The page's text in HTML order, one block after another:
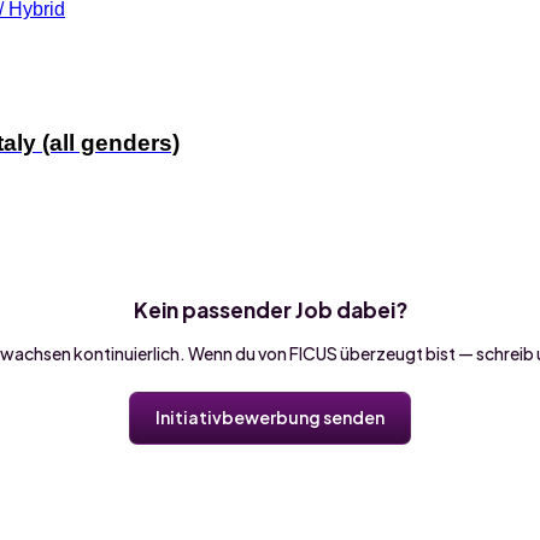
Kein passender Job dabei?
kontinuierlich. Wenn du von FICUS überzeugt bist — schreib
Initiativbewerbung senden